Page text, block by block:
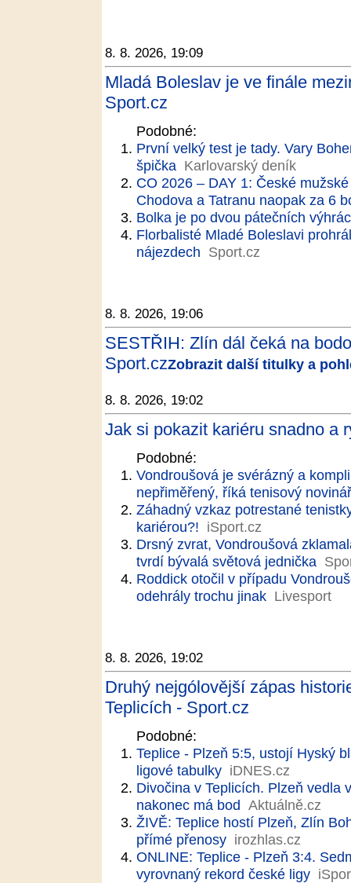
8. 8. 2026, 19:09
Mladá Boleslav je ve finále
Sport.cz
Podobné:
První velký test je tady. Vary
špička Karlovarský deník
CO 2026 – DAY 1: České
Chodova a Tatranu naopak za 6
Bolka je po dvou pátečních
Florbalisté Mladé Boleslavi
nájezdech Sport.cz
8. 8. 2026, 19:06
SESTŘIH: Zlín dál čeká na
Sport.czZobrazit další titulky a
8. 8. 2026, 19:02
Jak si pokazit kariéru snadno a
Podobné:
Vondroušová je svérázný a
nepřiměřený, říká tenisový novinář
Záhadný vzkaz potrestané
kariérou?! iSport.cz
Drsný zvrat, Vondroušová
tvrdí bývalá světová jednička
Roddick otočil v případu
odehrály trochu jinak Livesport
8. 8. 2026, 19:02
Druhý nejgólovější zápas
Teplicích - Sport.cz
Podobné:
Teplice - Plzeň 5:5, ustojí Hyský
ligové tabulky iDNES.cz
Divočina v Teplicích. Plzeň vedla
nakonec má bod Aktuálně.cz
ŽIVĚ: Teplice hostí Plzeň, Zlín
přímé přenosy irozhlas.cz
ONLINE: Teplice - Plzeň 3:4.
vyrovnaný rekord české ligy